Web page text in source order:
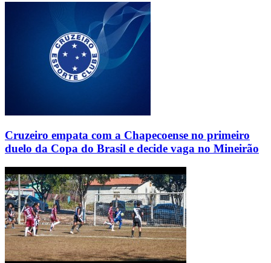
Cruzeiro empata com a Chapecoense no primeiro
duelo da Copa do Brasil e decide vaga no Mineirão